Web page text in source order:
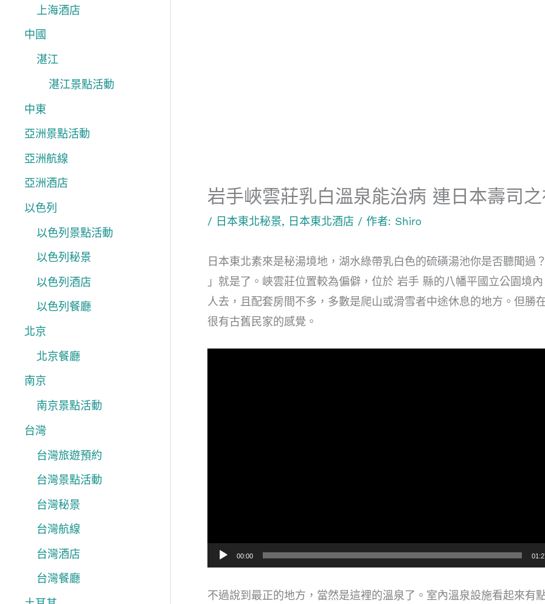
上海酒店
中國
湛江
湛江景點活動
中東
亞洲景點活動
亞洲航線
亞洲酒店
以色列
以色列景點活動
以色列秘景
以色列酒店
以色列餐廳
北京
北京餐廳
南京
南京景點活動
台灣
台灣旅遊預約
台灣景點活動
台灣秘景
台灣航線
台灣酒店
台灣餐廳
岩手峽雲莊乳白溫泉能治病 連日本壽司
/ 日本東北秘景, 日本東北酒店 / 作者: Shiro
日本東北素來是秘湯境地，湖水綠帶乳白色的硫磺湯池你是否聽聞
」就是了。峽雲莊位置較為偏僻，位於 岩手 縣的八幡平國立公園境
人去，且配套房間不多，多數是爬山或滑雪者中途休息的地方。但勝
很有古舊民家的感覺。
00:00
不過說到最正的地方，當然是這裡的溫泉了。室內溫泉設施看起來有